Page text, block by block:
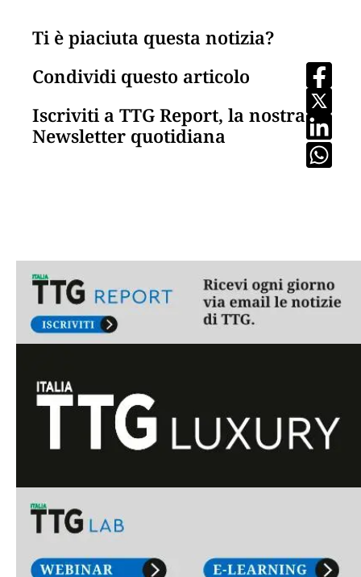
Ti è piaciuta questa notizia?
Condividi questo articolo
Iscriviti a TTG Report, la nostra
Newsletter quotidiana